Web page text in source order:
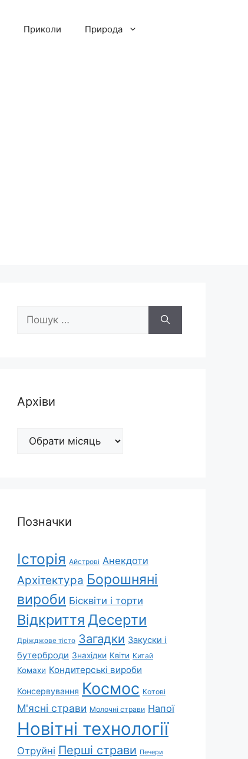
Приколи Природа
Пошук:
Архіви
Архіви
Позначки
Історія Айстрові Анекдоти
Архітектура Борошняні
вироби Бісквіти і торти
Відкриття Десерти
Дріжджове тісто Загадки Закуски і
бутерброди Знахідки Квіти Китай
Комахи Кондитерські вироби
Консервування Космос Котові
М'ясні страви Молочні страви Напої
Новітні технології
Отруйні Перші страви Печери